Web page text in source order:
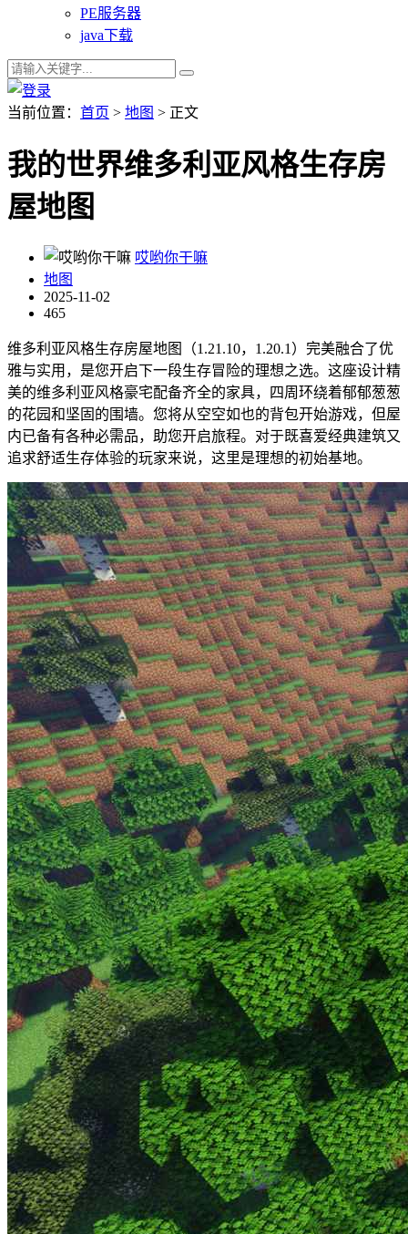
PE服务器
java下载
当前位置： 首页 > 地图 > 正文
我的世界维多利亚风格生存房
屋地图
哎哟你干嘛
地图
2025-11-02
465
维多利亚风格生存房屋地图（1.21.10，1.20.1）完美融合了优
雅与实用，是您开启下一段生存冒险的理想之选。这座设计精
美的维多利亚风格豪宅配备齐全的家具，四周环绕着郁郁葱葱
的花园和坚固的围墙。您将从空空如也的背包开始游戏，但屋
内已备有各种必需品，助您开启旅程。对于既喜爱经典建筑又
追求舒适生存体验的玩家来说，这里是理想的初始基地。